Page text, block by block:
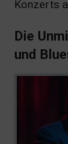
Konzerts
Die
und